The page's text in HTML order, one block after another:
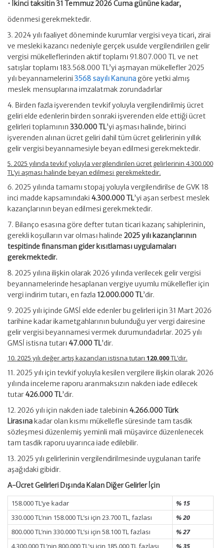
• İkinci taksitin 31 Temmuz 2026 Cuma gününe kadar,
ödenmesi gerekmektedir.
3. 2024 yılı faaliyet döneminde kurumlar vergisi veya ticari, zirai
ve mesleki kazancı nedeniyle gerçek usulde vergilendirilen gelir
vergisi mükelleflerinden aktif toplamı 91.807.000 TL ve net
satışlar toplamı 183.568.000 TL’yi aşmayan mükellefler 2025
yılı beyannamelerini 3568 sayılı Kanunagöre yetki almış
meslek mensuplarına imzalatmak zorundadırlar
4. Birden fazla işverenden tevkif yoluyla vergilendirilmiş ücret
geliri elde edenlerin birden sonraki işverenden elde ettiği ücret
gelirleri toplamının 330.000TL’yi aşması halinde, birinci
işverenden alınan ücret geliri dahil tüm ücret gelirlerinin yıllık
gelir vergisi beyannamesiyle beyan edilmesi gerekmektedir.
5. 2025 yılında tevkif yoluyla vergilendirilen ücret gelirlerinin 4.300.000
TL’yi aşması halinde beyan edilmesi gerekmektedir.
6. 2025 yılında tamamı stopaj yoluyla vergilendirilse de GVK 18
inci madde kapsamındaki 4.300.000 TL’yi aşan serbest meslek
kazançlarının beyan edilmesi gerekmektedir.
7. Bilanço esasına göre defter tutan ticari kazanç sahiplerinin,
gerekli koşulların var olması halinde 2025 yılı kazançlarının
tespitinde finansman gider kısıtlaması uygulamaları
gerekmektedir.
8. 2025 yılına ilişkin olarak 2026 yılında verilecek gelir vergisi
beyannamelerinde hesaplanan vergiye uyumlu mükellefler için
vergi indirim tutarı, en fazla 12.000.000 TL’dir.
9. 2025 yılı içinde GMSİ elde edenler bu gelirleri için 31 Mart 2026
tarihine kadar ikametgahlarının bulunduğu yer vergi dairesine
gelir vergisi beyannamesi vermek durumundadırlar. 2025 yılı
GMSİ istisna tutarı 47.000 TL’dir.
10. 2025 yılı değer artış kazançları istisna tutarı 120.000TL’dir.
11. 2025 yılı için tevkif yoluyla kesilen vergilere ilişkin olarak 2026
yılında inceleme raporu aranmaksızın nakden iade edilecek
tutar 426.000 TL’dir.
12. 2026 yılı için nakden iade talebinin 4.266.000 Türk
Lirasınakadar olan kısmı mükellefle süresinde tam tasdik
sözleşmesi düzenlemiş yeminli mali müşavirce düzenlenecek
tam tasdik raporu uyarınca iade edilebilir.
13. 2025 yılı gelirlerinin vergilendirilmesinde uygulanan tarife
aşağıdaki gibidir.
A-Ücret Gelirleri Dışında Kalan Diğer Gelirler İçin
158.000 TL’ye kadar
% 15
330.000 TL’nin 158.000 TL’si için 23.700 TL, fazlası
% 20
800.000 TL’nin 330.000 TL’si için 58.100 TL fazlası
% 27
4.300.000 TL’nin 800.000 TL’si için 185.000 TL fazlası
% 35